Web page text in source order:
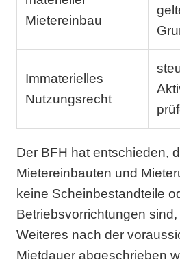
Mietereinbau
Immaterielles
Nutzungsrecht
Der BFH hat entschieden,
Mietereinbauten und
keine Scheinbestandteile
Betriebsvorrichtungen
Weiteres nach der
Mietdauer abgeschrieben